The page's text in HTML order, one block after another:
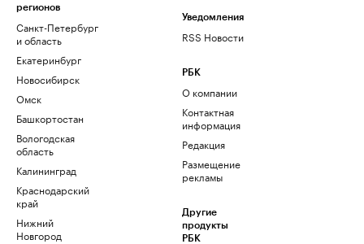
регионов
Санкт-Петербург
и область
Екатеринбург
Новосибирск
Омск
Башкортостан
Вологодская
область
Калининград
Краснодарский
край
Нижний
Новгород
Уведомления
RSS Новости
РБК
О компании
Контактная
информация
Редакция
Размещение
рекламы
Другие
продукты
РБК